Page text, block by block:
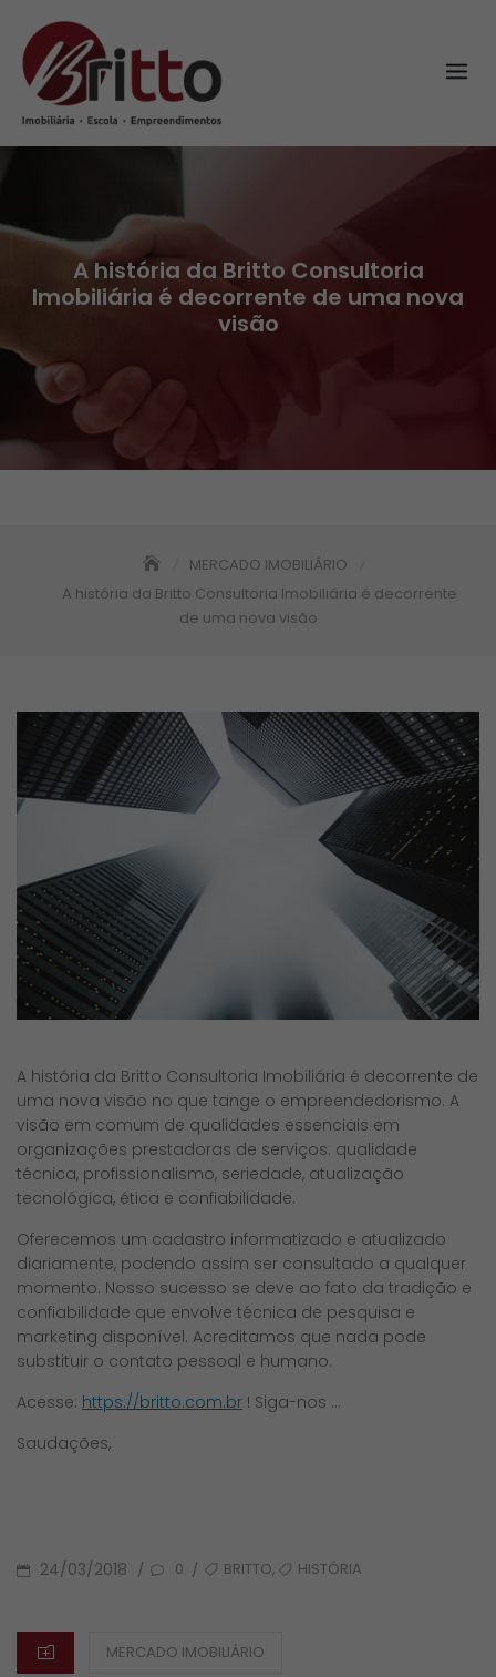
content
A história da Britto Consultoria
Imobiliária é decorrente de uma nova
visão
MERCADO IMOBILIÁRIO
A história da Britto Consultoria Imobiliária é decorrente
de uma nova visão
A história da Britto Consultoria Imobiliária é decorrente de
uma nova visão no que tange o empreendedorismo. A
visão em comum de qualidades essenciais em
organizações prestadoras de serviços: qualidade
técnica, profissionalismo, seriedade, atualização
tecnológica, ética e confiabilidade.
Oferecemos um cadastro informatizado e atualizado
diariamente, podendo assim ser consultado a qualquer
momento. Nosso sucesso se deve ao fato da tradição e
confiabilidade que envolve técnica de pesquisa e
marketing disponível. Acreditamos que nada pode
substituir o contato pessoal e humano.
Acesse: https://britto.com.br ! Siga-nos …
Saudações,
POSTED
24/03/2018 / 0 / TAGSBRITTO, HISTÓRIA
CATEGORIES
MERCADO IMOBILIÁRIO